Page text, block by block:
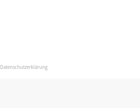
Datenschutzerklärung